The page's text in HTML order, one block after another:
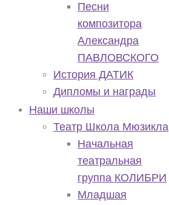
Песни
композитора
Александра
ПАВЛОВСКОГО
История ДАТИК
Дипломы и награды
Наши школы
Театр Школа Мюзикла
Начальная
театральная
группа КОЛИБРИ
Младшая